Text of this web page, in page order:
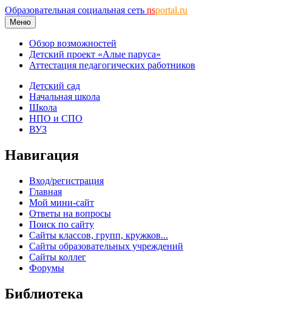
Образовательная социальная сеть nsportal.ru
Меню
Обзор возможностей
Детский проект «Алые паруса»
Аттестация педагогических работников
Детский сад
Начальная школа
Школа
НПО и СПО
ВУЗ
Навигация
Вход/регистрация
Главная
Мой мини-сайт
Ответы на вопросы
Поиск по сайту
Сайты классов, групп, кружков...
Сайты образовательных учреждений
Сайты коллег
Форумы
Библиотека